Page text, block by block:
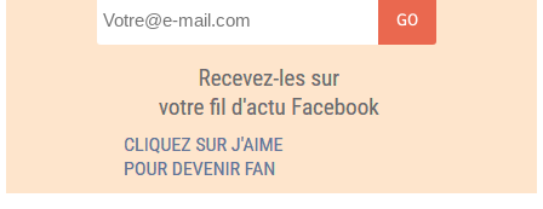
GO